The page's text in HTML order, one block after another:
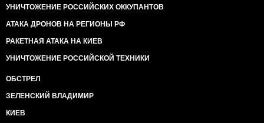
УНИЧТОЖЕНИЕ РОССИЙСКИХ ОККУПАНТОВ
АТАКА ДРОНОВ НА РЕГИОНЫ РФ
РАКЕТНАЯ АТАКА НА КИЕВ
УНИЧТОЖЕНИЕ РОССИЙСКОЙ ТЕХНИКИ
ОБСТРЕЛ
ЗЕЛЕНСКИЙ ВЛАДИМИР
КИЕВ